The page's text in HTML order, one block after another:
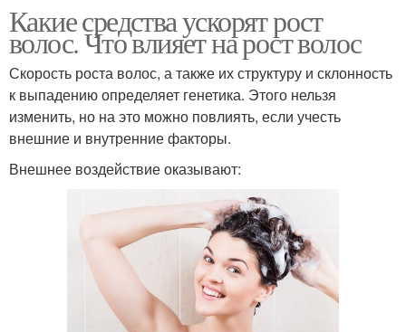
Какие средства ускорят рост
волос. Что влияет на рост волос
Скорость роста волос, а также их структуру и склонность
к выпадению определяет генетика. Этого нельзя
изменить, но на это можно повлиять, если учесть
внешние и внутренние факторы.
Внешнее воздействие оказывают: